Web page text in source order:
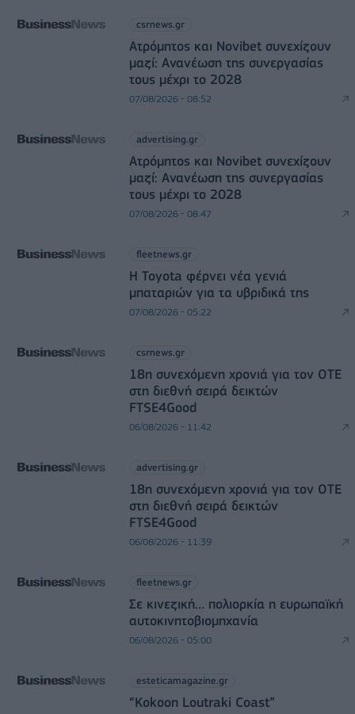
csrnews.gr
Ατρόμητος και Novibet συνεχίζουν
μαζί: Ανανέωση της συνεργασίας
τους μέχρι το 2028
07/08/2026 - 08:52
advertising.gr
Ατρόμητος και Novibet συνεχίζουν
μαζί: Ανανέωση της συνεργασίας
τους μέχρι το 2028
07/08/2026 - 08:47
fleetnews.gr
Η Toyota φέρνει νέα γενιά
μπαταριών για τα υβριδικά της
07/08/2026 - 05:22
csrnews.gr
18η συνεχόμενη χρονιά για τον ΟΤΕ
στη διεθνή σειρά δεικτών
FTSE4Good
06/08/2026 - 11:42
advertising.gr
18η συνεχόμενη χρονιά για τον ΟΤΕ
στη διεθνή σειρά δεικτών
FTSE4Good
06/08/2026 - 11:39
fleetnews.gr
Σε κινεζική… πολιορκία η ευρωπαϊκή
αυτοκινητοβιομηχανία
06/08/2026 - 05:00
esteticamagazine.gr
“Kokoon Loutraki Coast”